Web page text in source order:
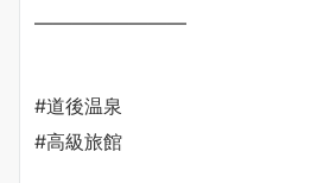
————————
#道後温泉
#高級旅館